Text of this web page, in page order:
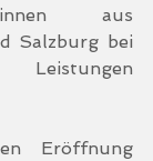
aus
Salzburg bei
Leistungen
Eröffnung